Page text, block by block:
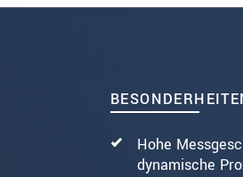
Hohe
dynamische